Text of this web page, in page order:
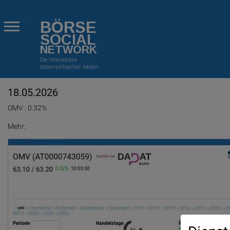
BÖRSE
SOCIAL
NETWORK
Die Homebase
österreichischer Aktien
18.05.2026
OMV : 0.32%
Mehr: